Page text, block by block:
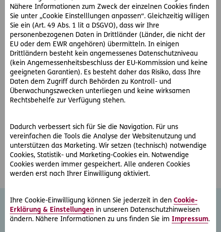
Nähere Informationen zum Zweck der einzelnen Cookies finden
Sie unter „Cookie Einstelllungen anpassen“. Gleichzeitig willigen
Sie ein (Art. 49 Abs. 1 lit a DSGVO), dass wir Ihre
personenbezogenen Daten in Drittländer (Länder, die nicht der
EU oder dem EWR angehören) übermitteln. In einigen
Drittländern besteht kein angemessenes Datenschutzniveau
(kein Angemessenheitsbeschluss der EU-Kommission und keine
geeigneten Garantien). Es besteht daher das Risiko, dass Ihre
Daten dem Zugriff durch Behörden zu Kontroll- und
Überwachungszwecken unterliegen und keine wirksamen
Rechtsbehelfe zur Verfügung stehen.
Dadurch verbessert sich für Sie die Navigation. Für uns
vereinfachen die Tools die Analyse der Websitenutzung und
unterstützen das Marketing. Wir setzen (technisch) notwendige
Cookies, Statistik- und Marketing-Cookies ein. Notwendige
Cookies werden immer gespeichert. Alle anderen Cookies
werden erst nach Ihrer Einwilligung aktiviert.
Ihre Cookie-Einwilligung können Sie jederzeit in den Cookie-
Erklärung & Einstellungen in unseren Datenschutzhinweisen
ändern. Nähere Informationen zu uns finden Sie im Impressum.
Inkassowesen und Exekutionsrecht
Öffnungszeiten:
Mo - Do: 8:00-17:00
Fr: 8:00-14:00
ausreichend Parkplätze
Behindertenparkplatz, Lift + barrierefreier Zugang am
Standort Zell am See
Weitere Rechtsschutz-